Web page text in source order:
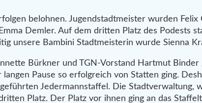
belohnen. Jugendstadtmeister wurden Felix
Demler. Auf dem dritten Platz des Podests
unsere Bambini Stadtmeisterin wurde Sienna
Bürkner und TGN-Vorstand Hartmut Binder
Pause so erfolgreich von Statten ging.
Jedermannstaffel. Die Stadtverwaltung,
Platz. Der Platz vor ihnen ging an das